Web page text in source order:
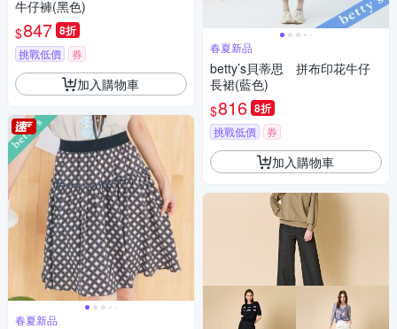
牛仔褲(黑色)
$847 8折
挑戰低價 券
加入購物車
春夏新品
春夏新品
betty’s貝蒂思 拼布印花牛仔
長裙(藍色)
$816 8折
挑戰低價 券
加入購物車